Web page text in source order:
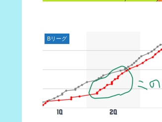
Bリーグ